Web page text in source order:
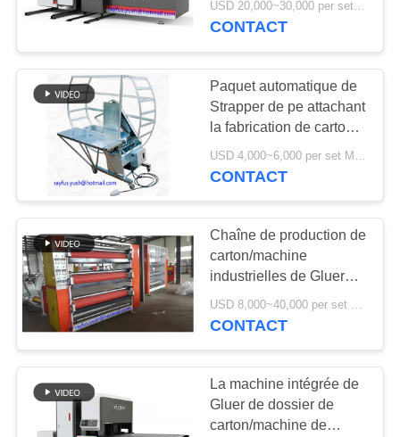
rouleau de papier à
la machine de
découpe de feuille
6
machine de
lamineur de
cannelure
12
Bundler attachant en
USD 20,000~30,000 per set MOQ:1 ensemble
CONTACT
Paquet automatique de
Strapper de pe attachant
la fabrication de cartons
ondulée de carton de
machine
CONTACT
Chaîne de production de
carton/machine
industrielles de Gluer
pour coller la colle sur le
papier
USD 8,000~40,000 per set MOQ:1 ensemble
CONTACT
La machine intégrée de
Gluer de dossier de
carton/machine de